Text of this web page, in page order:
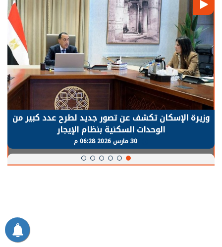
الرئيس السيسي: توقف الأنشطة في قطاع الطاقة
يحتاج إلى سنوات لعودة معدلات الإنتاج الطبيعية